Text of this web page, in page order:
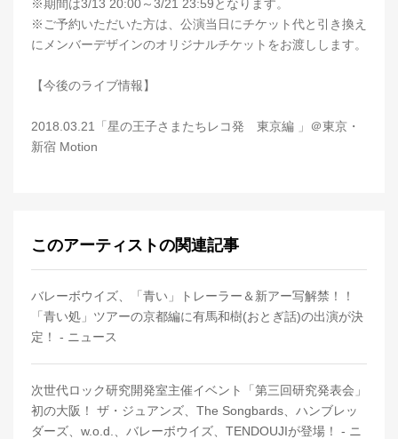
※期間は3/13 20:00～3/21 23:59となります。
※ご予約いただいた方は、公演当日にチケット代と引き換え
にメンバーデザインのオリジナルチケットをお渡しします。
【今後のライブ情報】
2018.03.21「星の王子さまたちレコ発 東京編 」＠東京・
新宿 Motion
このアーティストの関連記事
バレーボウイズ、「青い」トレーラー＆新アー写解禁！！
「青い処」ツアーの京都編に有馬和樹(おとぎ話)の出演が決
定！ - ニュース
次世代ロック研究開発室主催イベント「第三回研究発表会」
初の大阪！ ザ・ジュアンズ、The Songbards、ハンブレッ
ダーズ、w.o.d.、バレーボウイズ、TENDOUJIが登場！ - ニ